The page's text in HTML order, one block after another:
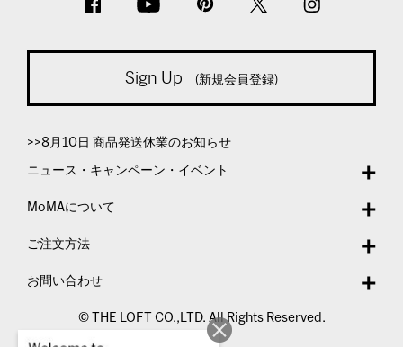
Sign Up (新規会員登録)
>>8月10日 商品発送休業のお知らせ
ニュース・キャンペーン・イベント
MoMAについて
ご注文方法
お問い合わせ
© THE LOFT CO.,LTD. All Rights Reserved.